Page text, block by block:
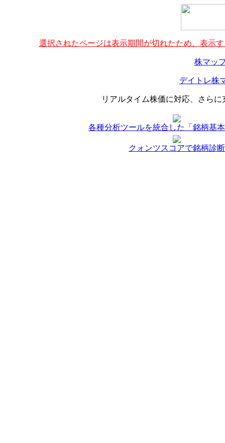
選択されたページは表示期間が切れたため、表示
株マッ
デイトレ株
リアルタイム株価に対応、さら
各種分析ツールを統合した「銘柄基
クォンツスコアで銘柄診断